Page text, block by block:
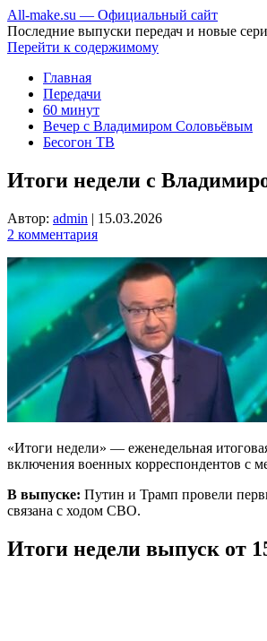
All-make.su — Официальный сайт
Последние выпуски передач и новые
Перейти к содержимому
Главная
Передачи
60 минут
Вечер с Владимиром Соловьёвым
Бесогон ТВ
Итоги недели с
Автор: admin | 15.03.2026
2 комментария
«Итоги недели» — еженедельная
включения военных корреспондентов с
В выпуске: Путин и Трамп провели
связана с ходом СВО.
Итоги недели выпуск от